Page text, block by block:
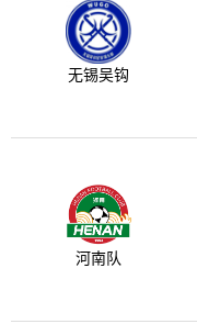
无锡吴钩
河南队